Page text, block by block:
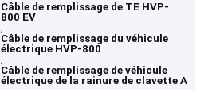
Câble de remplissage de TE HVP-
800 EV
,
Câble de remplissage du véhicule
électrique HVP-800
,
Câble de remplissage de véhicule
électrique de la rainure de clavette A